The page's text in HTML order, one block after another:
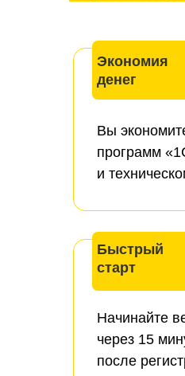
Экономия
денег
Быстрый
старт
Вы
программ
и
Начинайте
через 15
после